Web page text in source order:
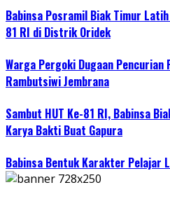
Babinsa Posramil Biak Timur
81 RI di Distrik Oridek
Warga Pergoki Dugaan
Rambutsiwi Jembrana
Sambut HUT Ke-81 RI, Babinsa
Karya Bakti Buat Gapura
Babinsa Bentuk Karakter Pelajar